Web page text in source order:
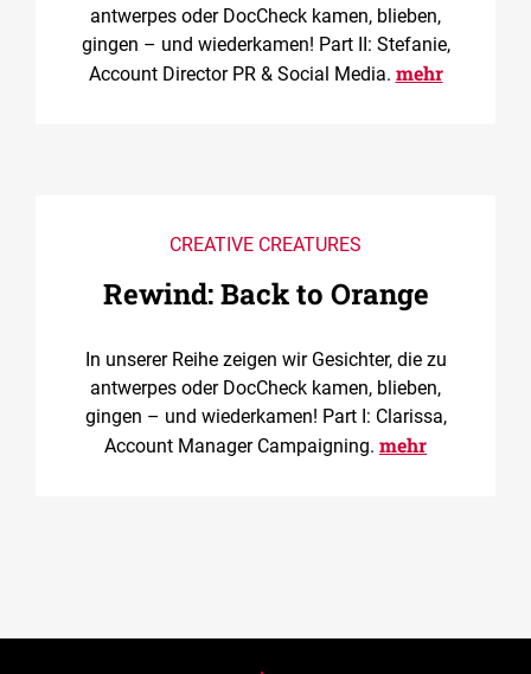
antwerpes oder DocCheck kamen, blieben,
gingen – und wiederkamen! Part II: Stefanie,
Account Director PR & Social Media. mehr
CREATIVE CREATURES
Rewind: Back to Orange
In unserer Reihe zeigen wir Gesichter, die zu
antwerpes oder DocCheck kamen, blieben,
gingen – und wiederkamen! Part I: Clarissa,
Account Manager Campaigning. mehr